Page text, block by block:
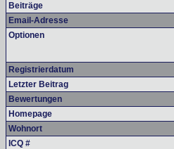
Beiträge
Email-Adresse
Optionen
Registrierdatum
Letzter Beitrag
Bewertungen
Homepage
Wohnort
ICQ #